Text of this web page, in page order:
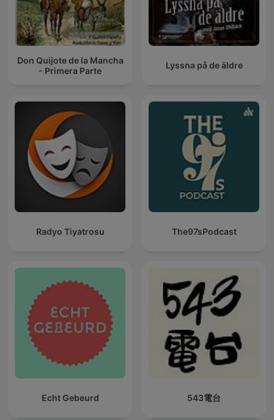
Don Quijote de la Mancha
- Primera Parte
Lyssna på de äldre
Radyo Tiyatrosu The97sPodcast
Echt Gebeurd 543電台